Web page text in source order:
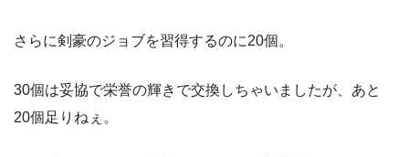
さらに剣豪のジョブを習得するのに20個。
30個は妥協で栄誉の輝きで交換しちゃいましたが、あと
20個足りねぇ。